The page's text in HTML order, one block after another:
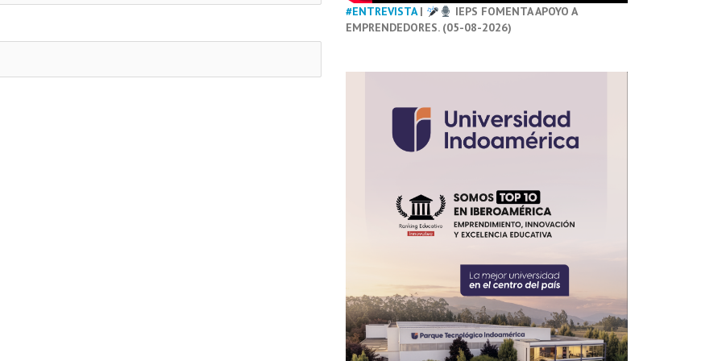
#ENTREVISTA|
IEPS FOMENTA APOYO A
EMPRENDEDORES. (05-08-2026)